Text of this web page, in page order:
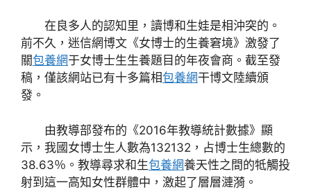
在良多人的認知里，讀博和生娃是相沖突的。
前不久，迷信網博文《女博士的生養窘境》激發了
關包養網于女博士生生養題目的年夜會商。截至發
稿，僅該網站已有十多篇相包養網干博文陸續頒
發。
由教導部發布的《2016年教導統計數據》顯
示，我國女博士生人數為132132，占博士生總數的
38.63％。教導尋求和生包養網養天性之間的牴觸投
射到這一高知女性群體中，激起了層層漣漪。